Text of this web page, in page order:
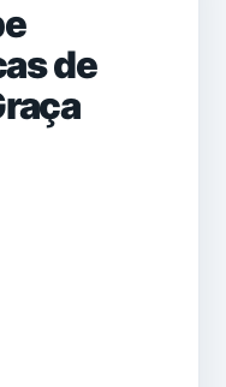
de